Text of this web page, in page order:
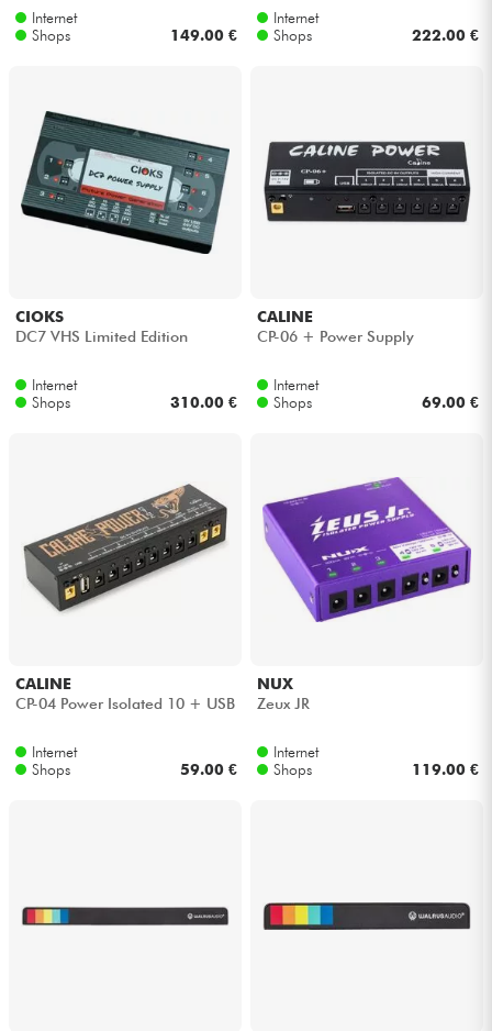
Internet
Shops
149.00 €
Internet
Shops
222.00 €
CIOKS
DC7 VHS Limited Edition
Internet
Shops
310.00 €
CALINE
CP-06 + Power Supply
Internet
Shops
69.00 €
CALINE
CP-04 Power Isolated 10 + USB
Internet
Shops
59.00 €
NUX
Zeux JR
Internet
Shops
119.00 €